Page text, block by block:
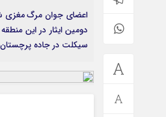
دومین ایثار در این
سیکلت در جاده